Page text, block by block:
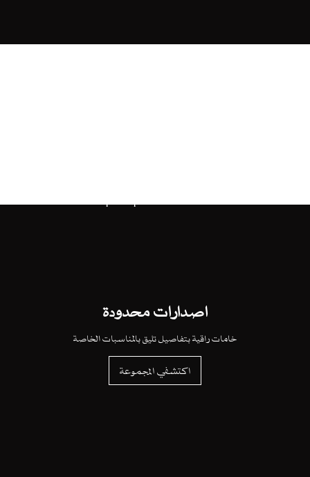
اصدارات محدودة
خامات راقية بتفاصيل تليق بالمناسبات الخاصة
اكتشفي المجموعة